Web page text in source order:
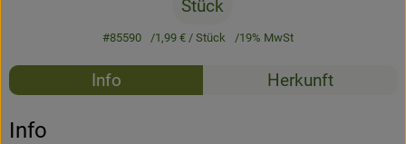
Stück
#85590 1,99 €/ Stück 19% MwSt
Rezepte
Info Herkunft
Info